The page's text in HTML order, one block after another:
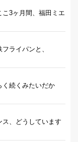
3ヶ月間、福田ミエ
ライパンと、
続くみたいだか
、どうしています